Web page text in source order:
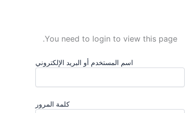
You need to login to view this page.
اسم المستخدم أو البريد الإلكتروني
كلمة المرور